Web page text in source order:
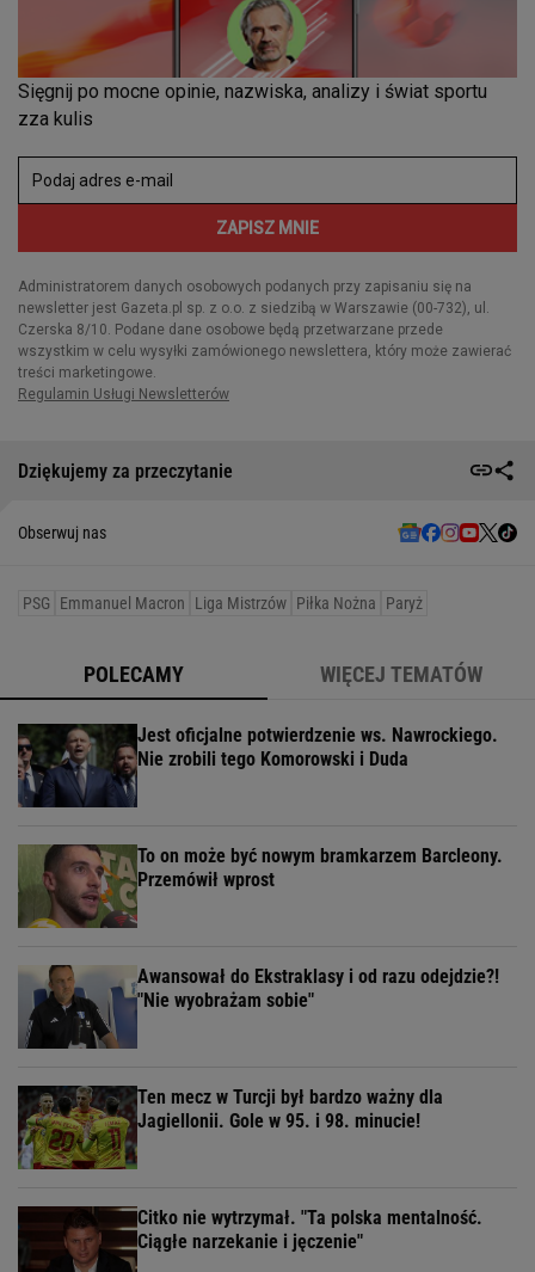
Dziękujemy za przeczytanie
Obserwuj nas
PSG Emmanuel Macron Liga Mistrzów Piłka Nożna Paryż
POLECAMY WIĘCEJ TEMATÓW
Jest oficjalne potwierdzenie ws. Nawrockiego.
Nie zrobili tego Komorowski i Duda
To on może być nowym bramkarzem Barcleony.
Przemówił wprost
Awansował do Ekstraklasy i od razu odejdzie?!
"Nie wyobrażam sobie"
Ten mecz w Turcji był bardzo ważny dla
Jagiellonii. Gole w 95. i 98. minucie!
Citko nie wytrzymał. "Ta polska mentalność.
Ciągłe narzekanie i jęczenie"